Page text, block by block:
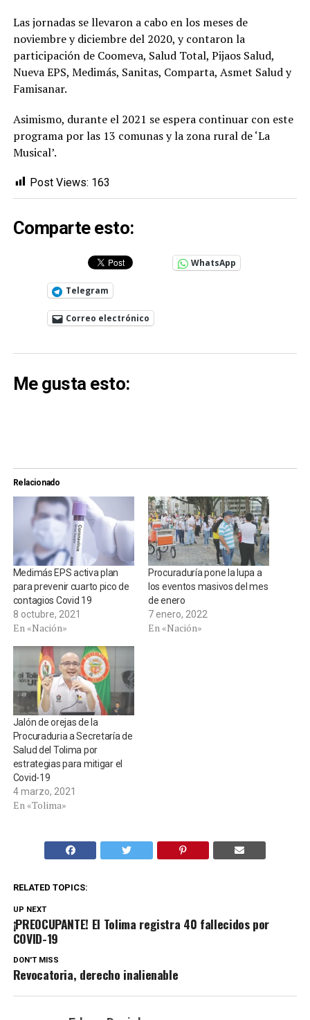
Las jornadas se llevaron a cabo en los meses de
noviembre y diciembre del 2020, y contaron la
participación de Coomeva, Salud Total, Pijaos Salud,
Nueva EPS, Medimás, Sanitas, Comparta, Asmet Salud y
Famisanar.
Asimismo, durante el 2021 se espera continuar con este
programa por las 13 comunas y la zona rural de ‘La
Musical’.
Post Views: 163
Comparte esto:
WhatsApp
Telegram
Correo electrónico
Me gusta esto:
Relacionado
Medimás EPS activa plan
para prevenir cuarto pico de
contagios Covid 19
8 octubre, 2021
En «Nación»
Procuraduría pone la lupa a
los eventos masivos del mes
de enero
7 enero, 2022
En «Nación»
Jalón de orejas de la
Procuraduria a Secretaría de
Salud del Tolima por
estrategias para mitigar el
Covid-19
4 marzo, 2021
En «Tolima»
RELATED TOPICS:
UP NEXT
¡PREOCUPANTE! El Tolima registra 40 fallecidos por
COVID-19
DON'T MISS
Revocatoria, derecho inalienable